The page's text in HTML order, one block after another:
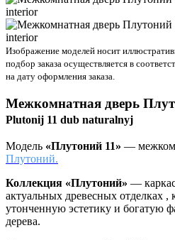
Изображение моделей носит
подбор заказа осуществляется в
на дату оформления заказа.
Межкомнатная дверь
Plutonij 11 dub naturalnyj
Модель «Плутоний 11» —
Плутоний.
Коллекция «Плутоний» —
актуальных древесных отделках ,
утонченную эстетику и богатую
дерева.